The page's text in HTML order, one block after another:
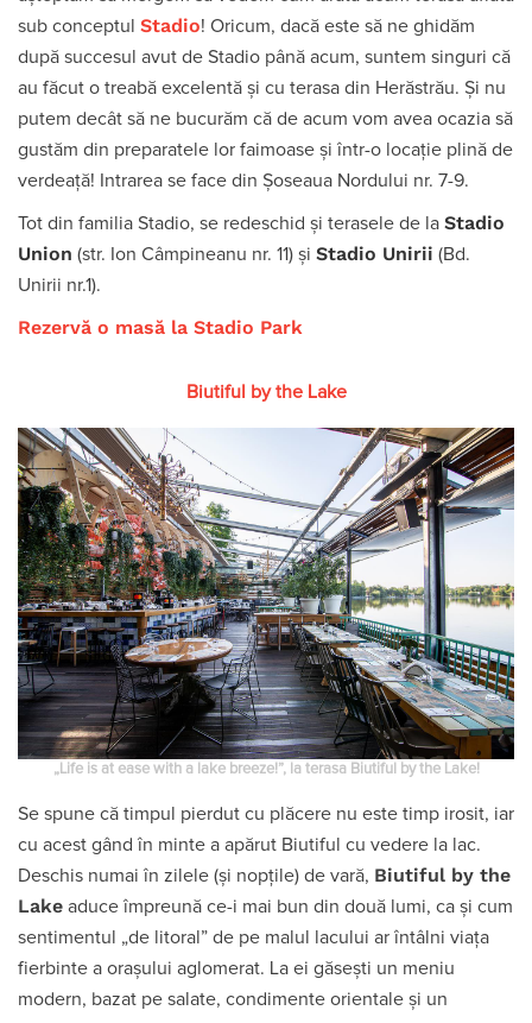
sub conceptul Stadio! Oricum, dacă este să ne ghidăm
după succesul avut de Stadio până acum, suntem singuri că
au făcut o treabă excelentă și cu terasa din Herăstrău. Și nu
putem decât să ne bucurăm că de acum vom avea ocazia să
gustăm din preparatele lor faimoase și într-o locație plină de
verdeață! Intrarea se face din Șoseaua Nordului nr. 7-9.
Tot din familia Stadio, se redeschid și terasele de la Stadio
Union (str. Ion Câmpineanu nr. 11) și Stadio Unirii (Bd.
Unirii nr.1).
Rezervă o masă la Stadio Park
Biutiful by the Lake
„Life is at ease with a lake breeze!”, la terasa Biutiful by the Lake!
Se spune că timpul pierdut cu plăcere nu este timp irosit, iar
cu acest gând în minte a apărut Biutiful cu vedere la lac.
Deschis numai în zilele (și nopțile) de vară, Biutiful by the
Lake aduce împreună ce-i mai bun din două lumi, ca și cum
sentimentul „de litoral” de pe malul lacului ar întâlni viața
fierbinte a orașului aglomerat. La ei găsești un meniu
modern, bazat pe salate, condimente orientale și un